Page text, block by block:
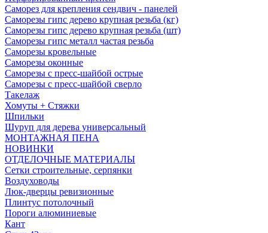
Саморез для крепления сендвич - панелей
Саморезы гипс дерево крупная резьба (кг)
Саморезы гипс дерево крупная резьба (шт)
Саморезы гипс металл частая резьба
Саморезы кровельные
Саморезы оконные
Саморезы с пресс-шайбой острые
Саморезы с пресс-шайбой сверло
Такелаж
Хомуты + Стяжки
Шпильки
Шуруп для дерева универсальный
МОНТАЖНАЯ ПЕНА
НОВИНКИ
ОТДЕЛОЧНЫЕ МАТЕРИАЛЫ
Сетки строительные, серпянки
Воздуховоды
Люк-дверцы ревизионные
Плинтус потолочный
Пороги алюминиевые
Кант